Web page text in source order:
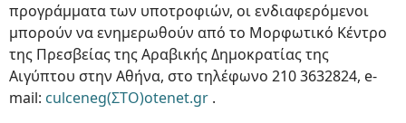
προγράμματα των υποτροφιών, οι ενδιαφερόμενοι
μπορούν να ενημερωθούν από το Μορφωτικό Κέντρο
της Πρεσβείας της Αραβικής Δημοκρατίας της
Αιγύπτου στην Αθήνα, στο τηλέφωνο 210 3632824, e-
mail: culceneg(ΣΤΟ)otenet.gr .